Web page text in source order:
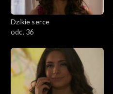
Dzikie serce
odc. 36